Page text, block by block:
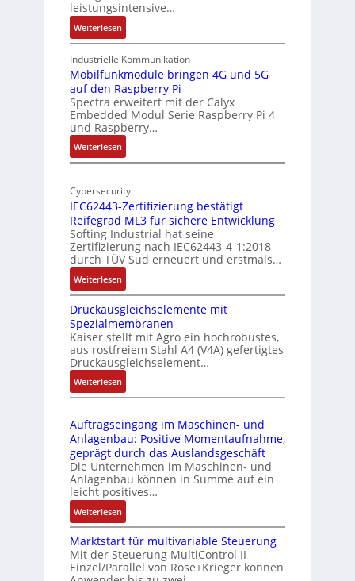
u
I
a
n
d
g
e
leistungsintensive…
Weiterlesen:
1
9
-
Z
o
l
l
-
I
d
u
t
r
i
e
-
P
C
l
ä
s
s
s
i
c
h
f
l
e
x
i
b
e
Industrielle Kommunikation
Mobilfunkmodule bringen 4G und 5G
auf den Raspberry Pi
Spectra erweitert mit der Calyx
Embedded Modul Serie Raspberry Pi 4
und Raspberry…
Weiterlesen:
M
b
i
f
u
n
k
m
o
d
u
l
e
b
r
i
n
e
n
4
G
u
n
d
5
Cybersecurity
IEC62443-Zertifizierung bestätigt
Reifegrad ML3 für sichere Entwicklung
Softing Industrial hat seine
Zertifizierung nach IEC62443-4-1:2018
durch TÜV Süd erneuert und erstmals…
Weiterlesen:
I
E
C
6
2
4
4
3
Z
e
r
t
i
e
Druckausgleichselemente mit
Spezialmembranen
Kaiser stellt mit Agro ein hochrobustes,
aus rostfreiem Stahl A4 (V4A) gefertigtes
Druckausgleichselement…
Weiterlesen:
D
u
c
k
a
u
s
g
l
e
i
c
Auftragseingang im Maschinen- und
Anlagenbau: Positive Momentaufnahme,
geprägt durch das Auslandsgeschäft
Die Unternehmen im Maschinen- und
Anlagenbau können in Summe auf ein
leicht positives…
Weiterlesen:
A
u
f
t
Marktstart für multivariable Steuerung
Mit der Steuerung MultiControl II
Einzel/Parallel von Rose+Krieger können